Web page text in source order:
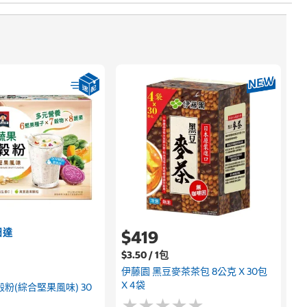
達
粉(綜合堅果風味) 30
$419
$3.50 / 1包
伊藤園 黑豆麥茶茶包 8公克 X 30包
X 4袋